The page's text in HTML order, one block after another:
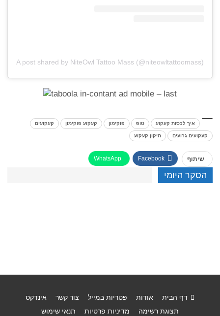
A post shared by NiteOwl Tattoo Mass (@niteowltattoomass)
איך לכסות קעקוע טופ פוקימון קעקוע פוקימון קעקועים
קעקועים גרועים תיקון קעקוע
שיתוף Facebook
WhatsApp
הסקר היומי
דף הבית אודות פטריות במייל צור קשר
אינדקס
תצוגת רשימה
מדיניות פרטיות
תנאי שימוש